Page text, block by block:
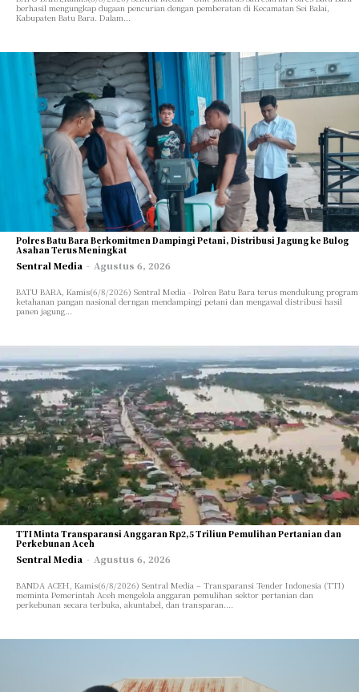
berhasil mengungkap dugaan pencurian dengan pemberatan di Kecamatan Sei Balai,
Kabupaten Batu Bara. Dalam...
Polres Batu Bara Berkomitmen Dampingi Petani, Distribusi Jagung ke Bulog
Asahan Terus Meningkat
Sentral Media - Agustus 6, 2026
BATU BARA, Kamis(6/8/2026) Sentral Media - Polrea Batu Bara terus mendukung program
ketahanan pangan nasional derngan mendampingi petani dan mengawal distribusi hasil
panen jagung...
TTI Minta Transparansi Anggaran Rp2,5 Triliun Pemulihan Pertanian dan
Perkebunan Aceh
Sentral Media - Agustus 6, 2026
BANDA ACEH, Kamis(6/8/2026) Sentral Media – Transparansi Tender Indonesia (TTI)
meminta Pemerintah Aceh mengelola anggaran pemulihan sektor pertanian dan
perkebunan secara terbuka, akuntabel, dan transparan....